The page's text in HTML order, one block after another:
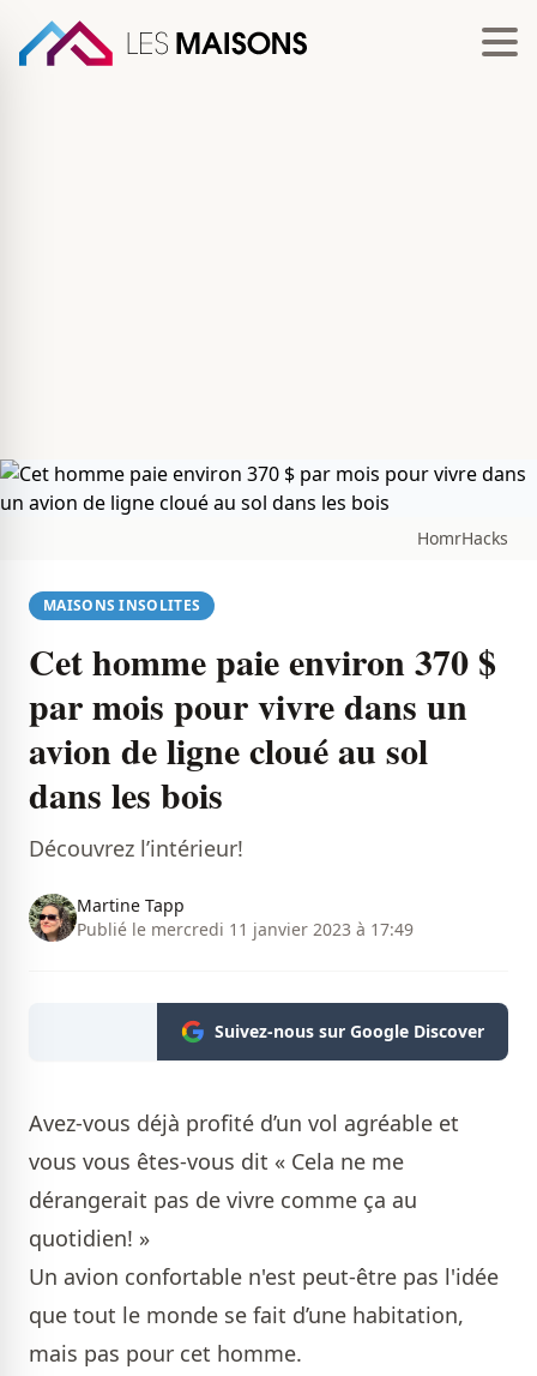
HomrHacks
MAISONS INSOLITES
Cet homme paie environ 370 $
par mois pour vivre dans un
avion de ligne cloué au sol
dans les bois
Découvrez l’intérieur!
Martine Tapp
Publié le mercredi 11 janvier 2023 à 17:49
Suivez-nous sur Google Discover
Avez-vous déjà profité d’un vol agréable et
vous vous êtes-vous dit « Cela ne me
dérangerait pas de vivre comme ça au
quotidien! »
Un avion confortable n'est peut-être pas l'idée
que tout le monde se fait d’une habitation,
mais pas pour cet homme.